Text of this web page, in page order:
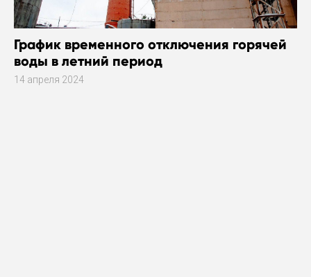
График временного отключения горячей
воды в летний период
14 апреля 2024